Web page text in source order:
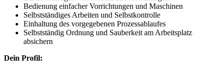
Bedienung einfacher Vorrichtungen und Maschinen
Selbstständiges Arbeiten und Selbstkontrolle
Einhaltung des vorgegebenen Prozessablaufes
Selbstständig Ordnung und Sauberkeit am Arbeitsplatz
absichern
Dein Profil: